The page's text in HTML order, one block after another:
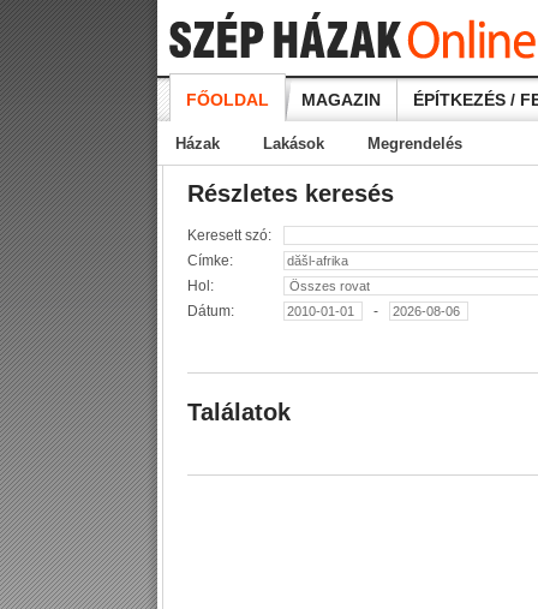
FŐOLDAL MAGAZIN ÉPÍTKEZÉS /
Házak Lakások Megrendelés
Részletes keresés
Keresett szó:
Címke:
Hol:
Dátum:
-
Találatok